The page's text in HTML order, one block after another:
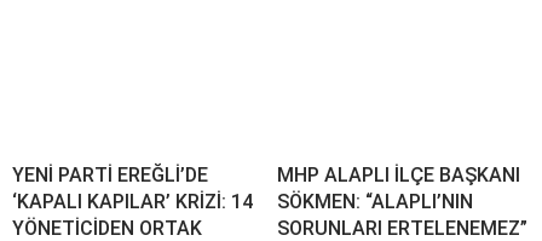
YENİ PARTİ EREĞLİ’DE
‘KAPALI KAPILAR’ KRİZİ: 14
YÖNETİCİDEN ORTAK
MHP ALAPLI İLÇE BAŞKANI
SÖKMEN: “ALAPLI’NIN
SORUNLARI ERTELENEMEZ”